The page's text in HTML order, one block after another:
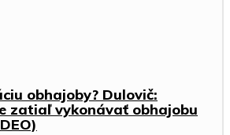
obhajoby? Dulovič:
zatiaľ vykonávať obhajobu